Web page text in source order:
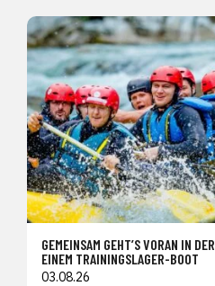
GEMEINSAM GEHT’S VORAN IN
EINEM TRAININGSLAGER-BOOT
03.08.26